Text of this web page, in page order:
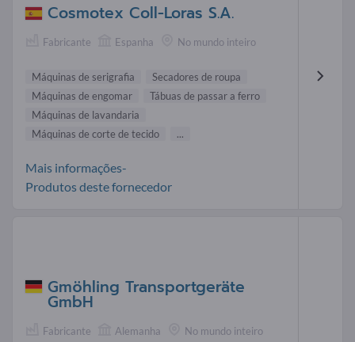
Cosmotex Coll-Loras S.A.
Fabricante Espanha No mundo inteiro
Máquinas de serigrafia
Secadores de roupa
Máquinas de engomar
Tábuas de passar a ferro
Máquinas de lavandaria
Máquinas de corte de tecido
...
Mais informações-
Produtos deste fornecedor
Gmöhling Transportgeräte
GmbH
Fabricante Alemanha No mundo inteiro